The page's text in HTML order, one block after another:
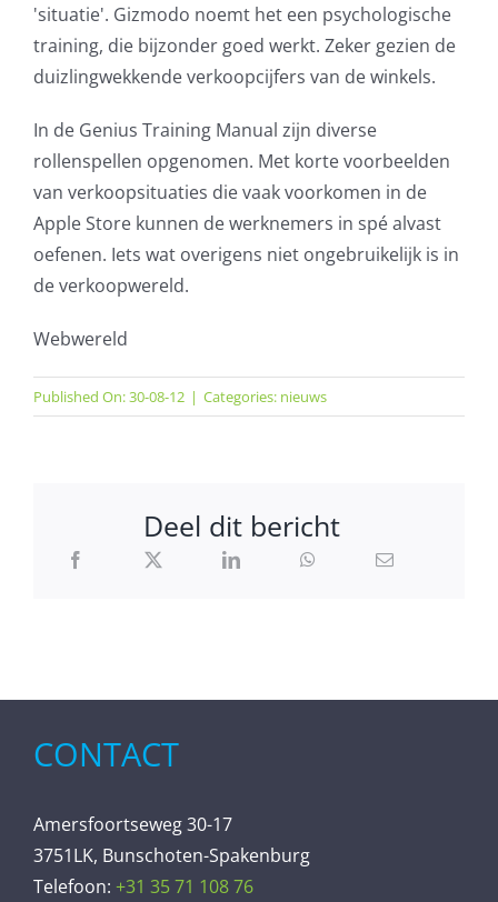
'situatie'. Gizmodo noemt het een psychologische
training, die bijzonder goed werkt. Zeker gezien de
duizlingwekkende verkoopcijfers van de winkels.
In de Genius Training Manual zijn diverse
rollenspellen opgenomen. Met korte voorbeelden
van verkoopsituaties die vaak voorkomen in de
Apple Store kunnen de werknemers in spé alvast
oefenen. Iets wat overigens niet ongebruikelijk is in
de verkoopwereld.
Webwereld
Published On: 30-08-12 | Categories: nieuws
Deel dit bericht
CONTACT
Amersfoortseweg 30-17
3751LK, Bunschoten-Spakenburg
Telefoon: +31 35 71 108 76